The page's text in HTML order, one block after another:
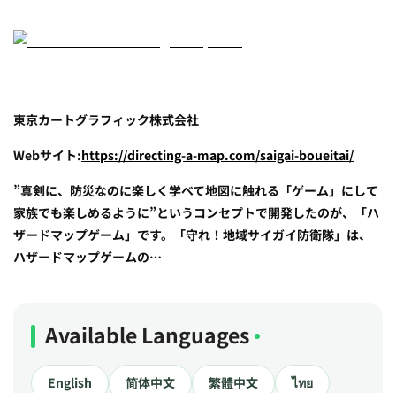
東京カートグラフィック株式会社
Webサイト:https://directing-a-map.com/saigai-boueitai/
”真剣に、防災なのに楽しく学べて地図に触れる「ゲーム」にして
家族でも楽しめるように”というコンセプトで開発したのが、「ハ
ザードマップゲーム」です。「守れ！地域サイガイ防衛隊」は、
ハザードマップゲームの…
Available Languages
English 简体中文 繁體中文 ไทย